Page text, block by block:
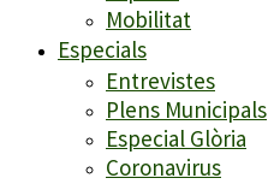
Mobilitat
Especials
Entrevistes
Plens Municipals
Especial Glòria
Coronavirus